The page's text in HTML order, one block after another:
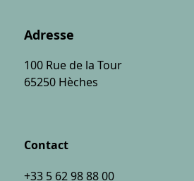
Adresse
100 Rue de la Tour
65250 Hèches
Contact
+33 5 62 98 88 00